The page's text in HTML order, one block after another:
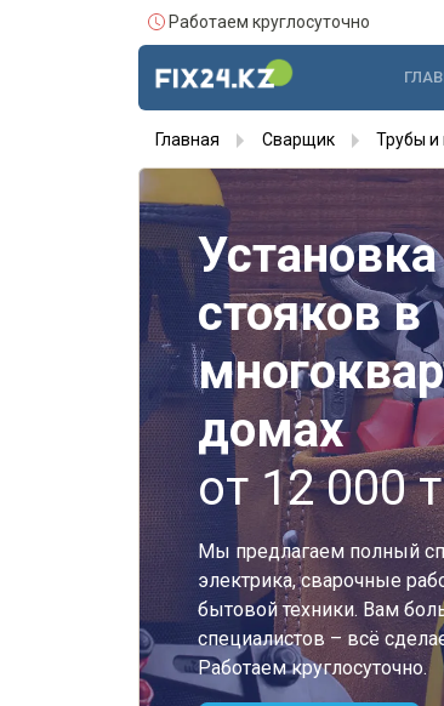
Работаем круглосуточно
Главная Сварщик Трубы и
стояков в
домах
от 12 000
Мы предлагаем полный
электрика, сварочные
бытовой техники. Вам
специалистов – всё
Работаем круглосуточно.